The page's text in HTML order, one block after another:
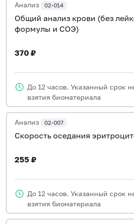
Анализ 02-014
Общий анализ крови (без
формулы и СОЭ)
370 ₽
До 12 часов. Указанный срок
взятия биоматериала
Анализ 02-007
Скорость оседания
255 ₽
До 12 часов. Указанный срок
взятия биоматериала